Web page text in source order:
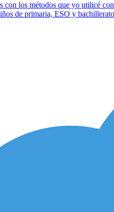
con los métodos que yo utilicé
de primaria, ESO y